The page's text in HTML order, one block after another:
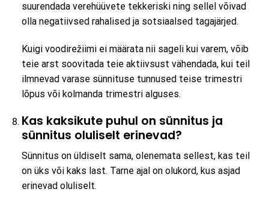
suurendada verehüüvete tekkeriski ning sellel võivad
olla negatiivsed rahalised ja sotsiaalsed tagajärjed.
Kuigi voodirežiimi ei määrata nii sageli kui varem, võib
teie arst soovitada teie aktiivsust vähendada, kui teil
ilmnevad varase sünnituse tunnused teise trimestri
lõpus või kolmanda trimestri alguses.
Kas kaksikute puhul on sünnitus ja
sünnitus oluliselt erinevad?
Sünnitus on üldiselt sama, olenemata sellest, kas teil
on üks või kaks last. Tarne ajal on olukord, kus asjad
erinevad oluliselt.